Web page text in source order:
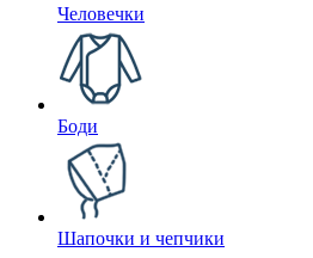
Человечки
Боди
Шапочки и чепчики